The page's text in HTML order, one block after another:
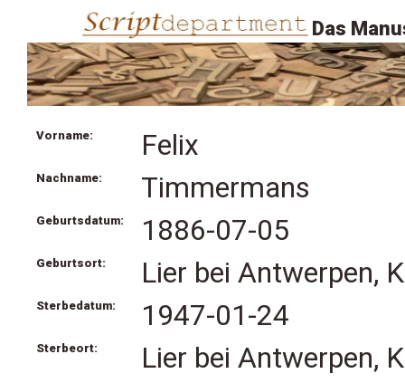
Das
Vorname: Felix
Nachname: Timmermans
Geburtsdatum: 1886-07-05
Geburtsort: Lier bei Antwerpen,
Sterbedatum: 1947-01-24
Sterbeort: Lier bei Antwerpen,